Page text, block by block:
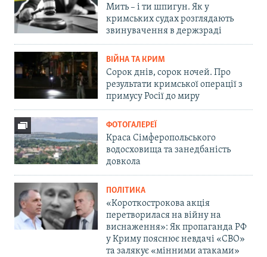
Мить – і ти шпигун. Як у
кримських судах розглядають
звинувачення в держзраді
ВІЙНА ТА КРИМ
Сорок днів, сорок ночей. Про
результати кримської операції з
примусу Росії до миру
ФОТОГАЛЕРЕЇ
Краса Сімферопольського
водосховища та занедбаність
довкола
ПОЛІТИКА
«Короткострокова акція
перетворилася на війну на
виснаження»: Як пропаганда РФ
у Криму пояснює невдачі «СВО»
та залякує «мінними атаками»